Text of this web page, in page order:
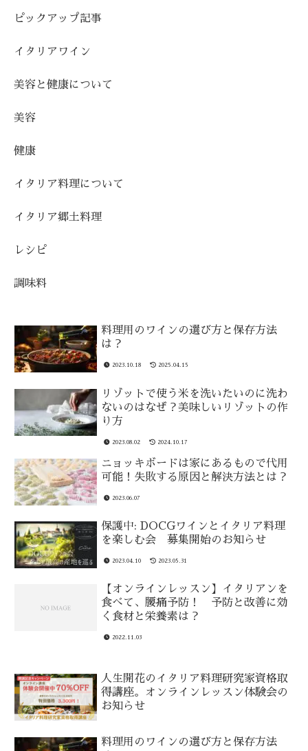
ピックアップ記事
イタリアワイン
美容と健康について
美容
健康
イタリア料理について
イタリア郷土料理
レシピ
調味料
料理用のワインの選び方と保存方法
は？
2023.10.18 2025.04.15
リゾットで使う米を洗いたいのに洗わ
ないのはなぜ？美味しいリゾットの作
り方
2023.08.02 2024.10.17
ニョッキボードは家にあるもので代用
可能！失敗する原因と解決方法とは？
2023.06.07
保護中: DOCGワインとイタリア料理
を楽しむ会 募集開始のお知らせ
2023.04.10 2023.05.31
【オンラインレッスン】イタリアンを
食べて、腰痛予防！ 予防と改善に効
く食材と栄養素は？
2022.11.03
人生開花のイタリア料理研究家資格取
得講座。オンラインレッスン体験会の
お知らせ
料理用のワインの選び方と保存方法